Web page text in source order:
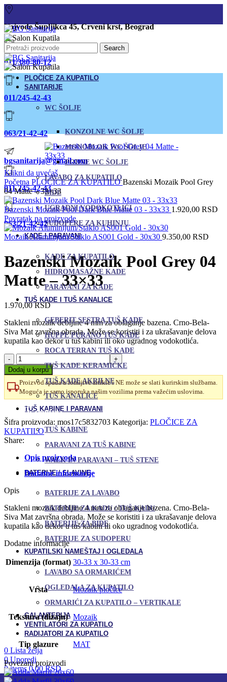
Vojvode Šupljikca 45, Crveni krst, Beograd
011/380-80-12
011/245-42-43
063/21-42-42
bgsanitarija@gmail.com
011 245-42-43
063/21-42-42
Search
PLOČICE ZA KUPATILO
SANITARIJE
WC ŠOLJE
KONZOLNE WC ŠOLJE
MONOBLOK WC ŠOLJE
PODNE WC ŠOLJE
LAVABO ZA KUPATILO
BIDE
UGRADNI VODOKOTLIĆI
SUDOPERE ZA KUHINJU
KADE I PARAVANI
KADE ZA KUPATILO
HIDROMASAŽNE KADE
PARAVANI ZA KADE
TUŠ KADE I TUŠ KANALICE
GEBERIT SESTRA TUŠ KADE
HUPPE PURANO TUŠ KADE
ROCA TERRAN TUŠ KADE
TUŠ KADE KERAMIČKE
TUŠ KADE AKRILNE
TUŠ KANALICE
TUŠ KABINE I PARAVANI
TUŠ KABINE
PARAVANI ZA TUŠ KABINE
WALK IN PARAVANI – TUŠ STENE
BATERIJE / SLAVINE
BATERIJE ZA LAVABO
BATERIJE ZA KADU / TUŠ KADU
BATERIJE ZA BIDE
BATERIJE ZA SUDOPERU
KUPATILSKI NAMEŠTAJ I OGLEDALA
LAVABO SA ORMARIĆEM
OGLEDALA ZA KUPATILO
ORMARIĆI ZA KUPATILO – VERTIKALE
GALANTERIJA
VENTILATORI ZA KUPATILO
RADIJATORI ZA KUPATILO
0 Lista želja
0 Uporedi
0items 0,00RSD
Klikni da uvećaš
Početna PLOČICE ZA KUPATILOBazenski Mozaik Pool Grey
04 Matte – 33×33
Bazenski Mozaik Pool Dark Blue Matte 03 - 33x33 1.920,00 RSD
Povratak na proizvode
Mozaik Aluminijum/Staklo AS001 Gold - 30x30 9.350,00 RSD
Bazenski Mozaik Pool Grey 04
Matte – 33×33
1.970,00RSD
Stakleni mozaik debljine 4 mm za oblaganje bazena. Crno-Bela-
Siva Mat završna obrada. Može se koristiti i za ukrašavanje delova
kupatila kao dekor u tuš kabini ili oko ugradnog vodokotlića.
Bazenski
Mozaik
Pool
Grey
04
-
33x33
količina
Dodaj u korpu
Proizvod spada u lomljive artikle i NE može se slati kurirskim službama.
Moguća je samo isporuka našim vozilima prema važećim uslovima.
Dodaj u omiljene
Šifra proizvoda: mos17c5832703 Kategorija: PLOČICE ZA
KUPATILO
Share:
Opis proizvoda
Dodatne informacije
Opis
Stakleni mozaik debljine 4 mm za oblaganje bazena. Crno-Bela-
Siva Mat završna obrada. Može se koristiti i za ukrašavanje delova
kupatila kao dekor u tuš kabini ili oko ugradnog vodokotlića.
Dodatne informacije
Dimenzija (format) 30-33 x 30-33 cm
Vrsta Mozaik pločice
Tekstura (dizajn) Mozaik
Tip glazure MAT
Povezani proizvodi